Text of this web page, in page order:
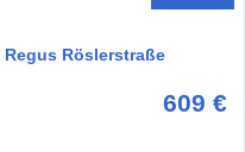
Röslerstraße
609 €